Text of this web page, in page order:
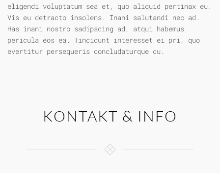
eligendi voluptatum sea et, quo aliquid pertinax eu.
Vis eu detracto insolens. Inani salutandi nec ad.
Has inani nostro sadipscing ad, atqui habemus
pericula eos ea. Tincidunt interesset ei pri, quo
evertitur persequeris concludaturque cu.
KONTAKT & INFO